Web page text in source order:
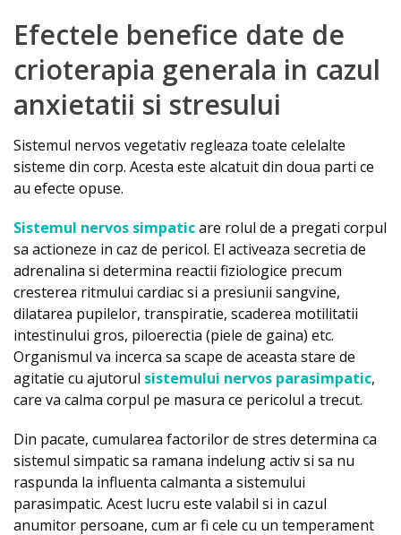
Efectele benefice date de
crioterapia generala in cazul
anxietatii si stresului
Sistemul nervos vegetativ regleaza toate celelalte
sisteme din corp. Acesta este alcatuit din doua parti ce
au efecte opuse.
Sistemul nervos simpaticare rolul de a pregati corpul
sa actioneze in caz de pericol. El activeaza secretia de
adrenalina si determina reactii fiziologice precum
cresterea ritmului cardiac si a presiunii sangvine,
dilatarea pupilelor, transpiratie, scaderea motilitatii
intestinului gros, piloerectia (piele de gaina) etc.
Organismul va incerca sa scape de aceasta stare de
agitatie cu ajutorul sistemului nervos parasimpatic,
care va calma corpul pe masura ce pericolul a trecut.
Din pacate, cumularea factorilor de stres determina ca
sistemul simpatic sa ramana indelung activ si sa nu
raspunda la influenta calmanta a sistemului
parasimpatic. Acest lucru este valabil si in cazul
anumitor persoane, cum ar fi cele cu un temperament